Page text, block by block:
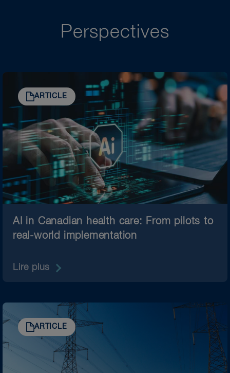
Perspectives
ARTICLE
AI in Canadian health care: From pilots to
real-world implementation
Lire plus
ARTICLE